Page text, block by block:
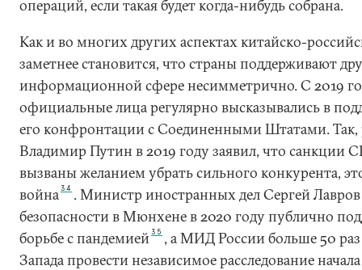
операций, если такая будет когда-нибудь собрана.
Как и во многих других аспектах китайско-
заметнее становится, что страны поддерживают
информационной сфере несимметрично. С 2019
официальные лица регулярно высказывались в
его конфронтации с Соединенными Штатами. Так,
Владимир Путин в 2019 году заявил, что санкции
вызваны желанием убрать сильного конкурента,
война34 . Министр иностранных дел Сергей
безопасности в Мюнхене в 2020 году публично
борьбе с пандемией35 , а МИД России больше 50
Запада провести независимое расследование